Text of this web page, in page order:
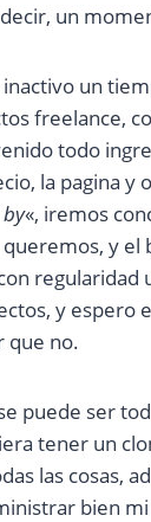
un
inactivo un
freelance,
todo
la pagina y
«, iremos
y el
regularidad
y espero
que no.
puede ser
tener un
las cosas,
bien